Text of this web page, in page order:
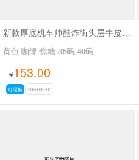
新款厚底机车帅酷炸街头层牛皮短靴SA2678
黄色 咖绿 焦糖 35码-40码
¥153.00
可退换 2026-08-07